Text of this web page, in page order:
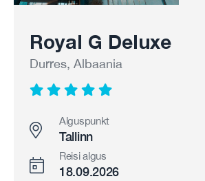
Royal G Deluxe
Durres, Albaania
Alguspunkt
Tallinn
Reisi algus
18.09.2026